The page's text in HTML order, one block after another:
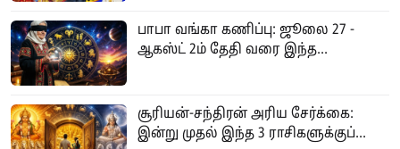
பாபா வங்கா கணிப்பு: ஜூலை 27 -
ஆகஸ்ட் 2ம் தேதி வரை இந்த...
சூரியன்-சந்திரன் அரிய சேர்க்கை:
இன்று முதல் இந்த 3 ராசிகளுக்குப்...